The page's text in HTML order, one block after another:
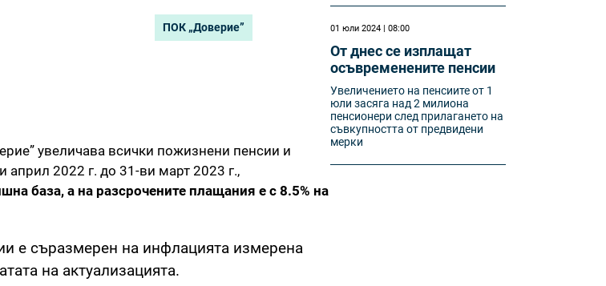
ПОК „Доверие”
увеличава всички пожизнени пенсии и
април 2022 г. до 31-ви март 2023 г.,
база, а на разсрочените плащания е с 8.5% на
е съразмерен на инфлацията измерена
на актуализацията.
01 юли 2024 | 08:00
От днес се изплащат
осъвременените пенсии
Увеличението на пенсиите от 1
юли засяга над 2 милиона
пенсионери след прилагането на
съвкупността от предвидени
мерки